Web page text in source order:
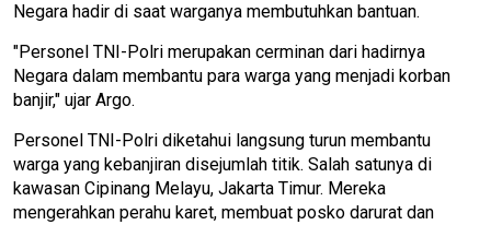
Negara hadir di saat warganya membutuhkan bantuan.
"Personel TNI-Polri merupakan cerminan dari hadirnya
Negara dalam membantu para warga yang menjadi korban
banjir," ujar Argo.
Personel TNI-Polri diketahui langsung turun membantu
warga yang kebanjiran disejumlah titik. Salah satunya di
kawasan Cipinang Melayu, Jakarta Timur. Mereka
mengerahkan perahu karet, membuat posko darurat dan